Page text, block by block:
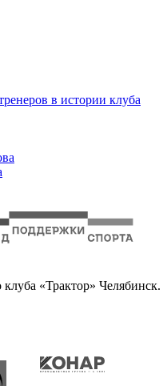
в истории клуба
«Трактор» Челябинск.